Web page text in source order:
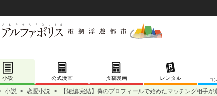
小説 公式漫画 投稿漫画 レンタル
コ
小説 > 恋愛小説 > 【短編/完結】偽のプロフィールで始めたマッチング相手が